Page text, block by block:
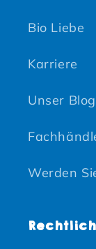
Bio Liebe
Karriere
Unser Blog
Werden